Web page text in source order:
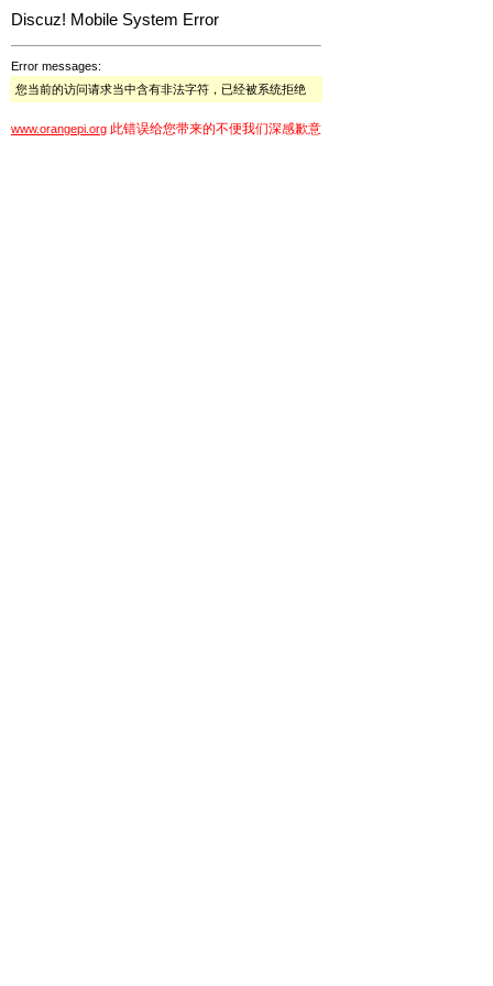
Discuz! Mobile System Error
Error messages:
您当前的访问请求当中含有非法字符，已经被系统拒绝
www.orangepi.org 此错误给您带来的不便我们深感歉意